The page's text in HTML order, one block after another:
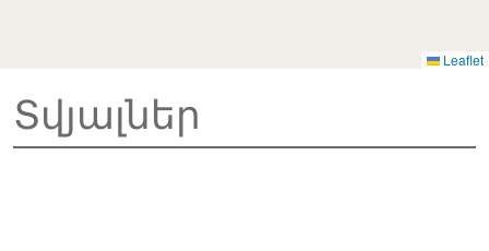
Leaflet
Տվյալներ